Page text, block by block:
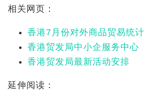
相关网页：
香港7月份对外商品贸易统计
香港贸发局中小企服务中心
香港贸发局最新活动安排
延伸阅读：